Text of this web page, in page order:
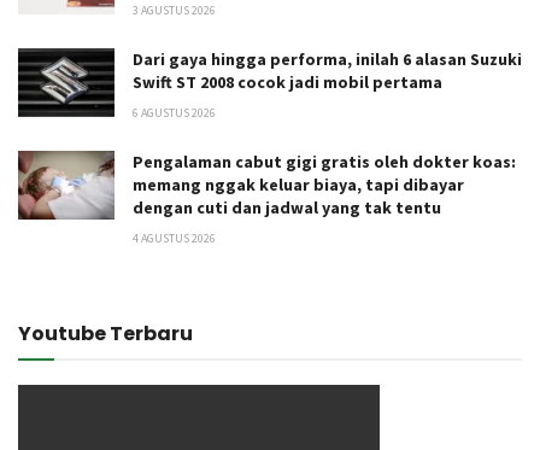
3 AGUSTUS 2026
Dari gaya hingga performa, inilah 6 alasan Suzuki
Swift ST 2008 cocok jadi mobil pertama
6 AGUSTUS 2026
Pengalaman cabut gigi gratis oleh dokter koas:
memang nggak keluar biaya, tapi dibayar
dengan cuti dan jadwal yang tak tentu
4 AGUSTUS 2026
Youtube Terbaru